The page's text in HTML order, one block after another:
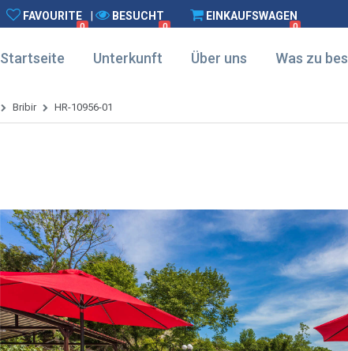
FAVOURITE
0
BESUCHT
0
EINKAUFSWAGEN
0
Startseite Unterkunft Über uns Was zu
Bribir HR-10956-01